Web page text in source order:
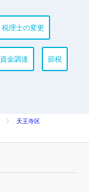
税理士の変更
資金調達 節税
天王寺区